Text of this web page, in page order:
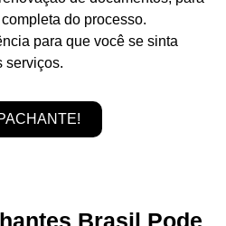
do processo.
para que você se sinta
serviços.
Brasil Pode